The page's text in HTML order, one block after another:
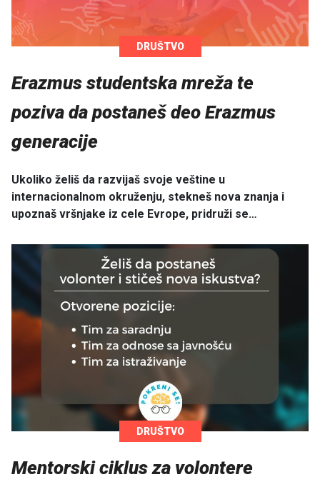
DRUŠTVO
Erazmus studentska mreža te
poziva da postaneš deo Erazmus
generacije
Ukoliko želiš da razvijaš svoje veštine u
internacionalnom okruženju, stekneš nova znanja i
upoznaš vršnjake iz cele Evrope, pridruži se…
DRUŠTVO
Mentorski ciklus za volontere